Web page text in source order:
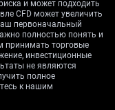
так как
за
к
как ВВП за
уровне. Это
вероятно,
парой.
и может подходить
CFD может увеличить
первоначальный
полностью понять и
принимать торговые
инвестиционные
не являются
полное
к нашим